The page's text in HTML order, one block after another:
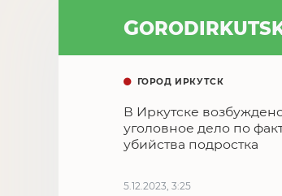
GOROD
ГОРОД ИРКУТСК
В Иркутске
уголовное дело по
убийства подростка
5.12.2023, 3:25